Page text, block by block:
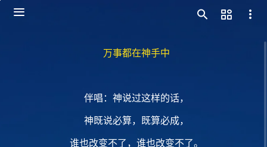
万事都在神手中
伴唱：神说过这样的话，
神既说必算，既算必成，
谁也改变不了，谁也改变不了。